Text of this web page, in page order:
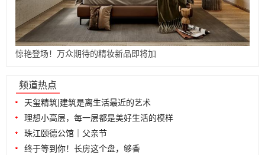
惊艳登场！万众期待的精妆新品即将加
频道热点
天玺精筑|建筑是离生活最近的艺术
理想小高层，每一层都是美好生活的模样
珠江颐德公馆｜父亲节
终于等到你！长房这个盘，够香